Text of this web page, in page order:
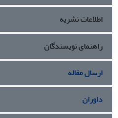
اطلاعات نشریه
راهنمای نویسندگان
ارسال مقاله
داوران